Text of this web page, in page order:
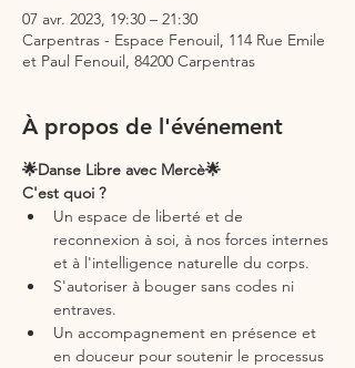
07 avr. 2023, 19:30 – 21:30
Carpentras - Espace Fenouil, 114 Rue Emile
et Paul Fenouil, 84200 Carpentras
À propos de l'événement
🌟Danse Libre avec Mercè🌟
C'est quoi ?
Un espace de liberté et de
reconnexion à soi, à nos forces internes
et à l'intelligence naturelle du corps.
S'autoriser à bouger sans codes ni
entraves.
Un accompagnement en présence et
en douceur pour soutenir le processus